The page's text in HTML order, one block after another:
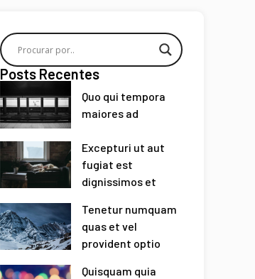
Posts Recentes
Quo qui tempora
maiores ad
Excepturi ut aut
fugiat est
dignissimos et
Tenetur numquam
quas et vel
provident optio
Quisquam quia